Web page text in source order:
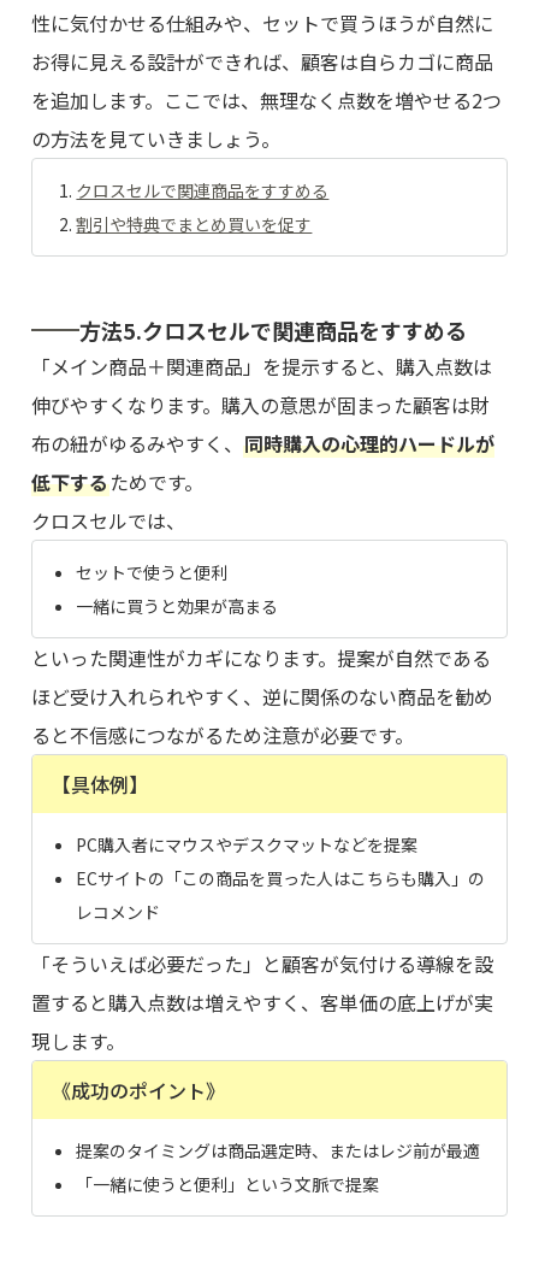
性に気付かせる仕組みや、セットで買うほうが自然に
お得に見える設計ができれば、顧客は自らカゴに商品
を追加します。ここでは、無理なく点数を増やせる2つ
の方法を見ていきましょう。
クロスセルで関連商品をすすめる
割引や特典でまとめ買いを促す
方法5.クロスセルで関連商品をすすめる
「メイン商品＋関連商品」を提示すると、購入点数は
伸びやすくなります。購入の意思が固まった顧客は財
布の紐がゆるみやすく、同時購入の心理的ハードルが
低下するためです。
クロスセルでは、
セットで使うと便利
一緒に買うと効果が高まる
といった関連性がカギになります。提案が自然である
ほど受け入れられやすく、逆に関係のない商品を勧め
ると不信感につながるため注意が必要です。
【具体例】
PC購入者にマウスやデスクマットなどを提案
ECサイトの「この商品を買った人はこちらも購入」の
レコメンド
「そういえば必要だった」と顧客が気付ける導線を設
置すると購入点数は増えやすく、客単価の底上げが実
現します。
《成功のポイント》
提案のタイミングは商品選定時、またはレジ前が最適
「一緒に使うと便利」という文脈で提案